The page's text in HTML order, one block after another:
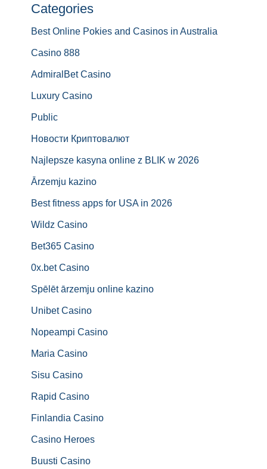
Categories
Best Online Pokies and Casinos in Australia
Casino 888
AdmiralBet Casino
Luxury Casino
Public
Новости Криптовалют
Najlepsze kasyna online z BLIK w 2026
Ārzemju kazino
Best fitness apps for USA in 2026
Wildz Casino
Bet365 Casino
0x.bet Casino
Spēlēt ārzemju online kazino
Unibet Casino
Nopeampi Casino
Maria Casino
Sisu Casino
Rapid Casino
Finlandia Casino
Casino Heroes
Buusti Casino